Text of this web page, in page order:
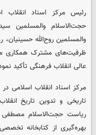
رئیس مرکز اسناد
حجت‌الاسلام والمسلمین
والمسلمین روح‌الله
ظرفیت‌های مشترک همکاری
عالی انقلاب فرهنگی تأکید
تاریخی و تدوین تاریخ
ریاست حجت‌الاسلام مصطفی
بهره‌گیری از کتابخانه